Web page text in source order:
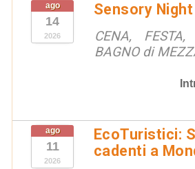
ago
14
2026
Sensory Night
CENA,
BAGNO di
ago
11
2026
EcoTuristici:
cadenti a